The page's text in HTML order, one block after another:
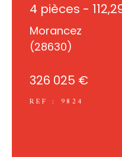
4 pièces -
Morancez
(28630)
326 025 €
REF : 9824